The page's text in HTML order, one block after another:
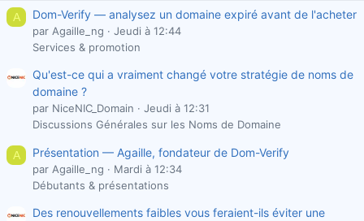
A Dom-Verify — analysez un domaine expiré avant de l'acheter
par Agaille_ng
Jeudi à 12:44
Services & promotion
Qu'est-ce qui a vraiment changé votre stratégie de noms de
domaine ?
par NiceNIC_Domain
Jeudi à 12:31
Discussions Générales sur les Noms de Domaine
A Présentation — Agaille, fondateur de Dom-Verify
par Agaille_ng
Mardi à 12:34
Débutants & présentations
Des renouvellements faibles vous feraient-ils éviter une